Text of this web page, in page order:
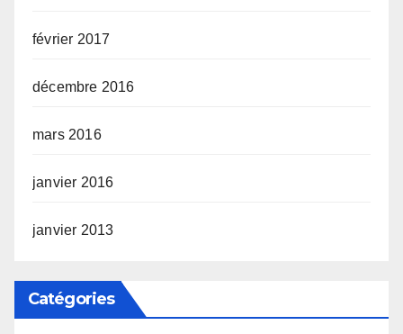
février 2017
décembre 2016
mars 2016
janvier 2016
janvier 2013
Catégories